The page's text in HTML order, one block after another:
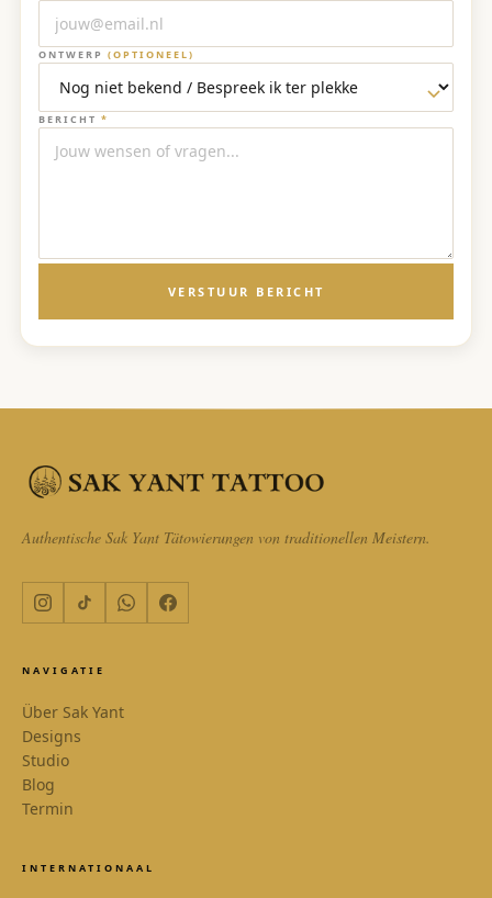
ONTWERP (OPTIONEEL)
BERICHT *
VERSTUUR BERICHT
Authentische Sak Yant Tätowierungen von traditionellen Meistern.
NAVIGATIE
Über Sak Yant
Designs
Studio
Blog
Termin
INTERNATIONAAL
WhatsApp
KI-Assistent